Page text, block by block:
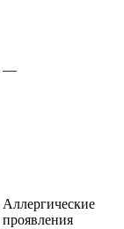
—
Аллергические
проявления